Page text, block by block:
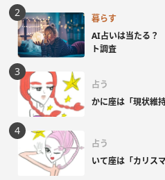
暮らす
AI占いは当たる？
ト調査
占う
かに座は「現状維
占う
いて座は「カリス